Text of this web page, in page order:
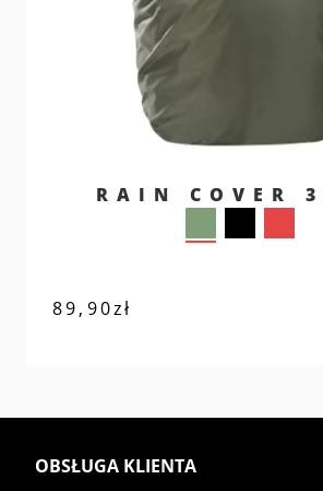
RAIN COVER
89,90zł
OBSŁUGA KLIENTA